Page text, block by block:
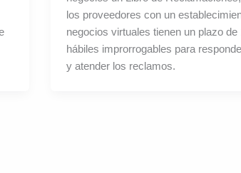
los proveedores con un
negocios virtuales tienen un plazo de
hábiles improrrogables para
y atender los reclamos.